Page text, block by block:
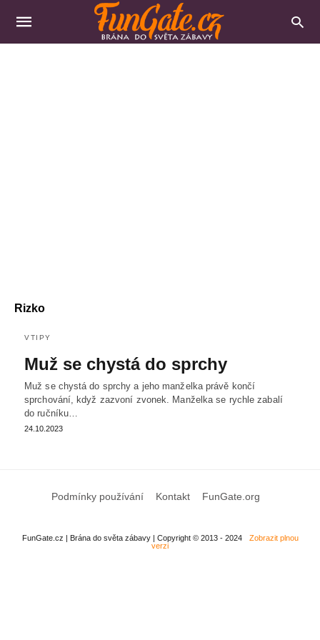
Rizko
VTIPY
Muž se chystá do sprchy
Muž se chystá do sprchy a jeho manželka právě končí
sprchování, když zazvoní zvonek. Manželka se rychle zabalí
do ručníku…
24.10.2023
Podmínky používání Kontakt FunGate.org
FunGate.cz | Brána do světa zábavy | Copyright © 2013 - 2024
Zobrazit plnou
verzi